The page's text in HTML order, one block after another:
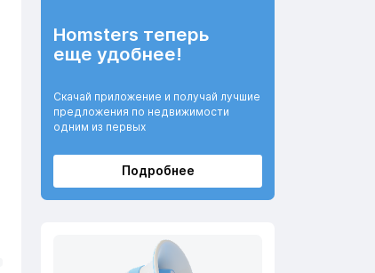
Homsters теперь
еще удобнее!
Скачай приложение и получай лучшие
предложения по недвижимости
одним из первых
Подробнее